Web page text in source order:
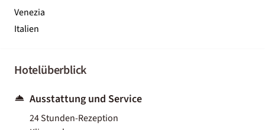
Venezia
Italien
Hotelüberblick
Ausstattung und Service
24 Stunden-Rezeption